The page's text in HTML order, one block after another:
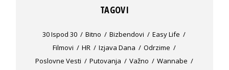
TAGOVI
30 Ispod 30 Bitno Bizbendovi
Easy Life
Filmovi
HR Izjava Dana
Odrzime
Poslovne Vesti
Putovanja Važno
Wannabe